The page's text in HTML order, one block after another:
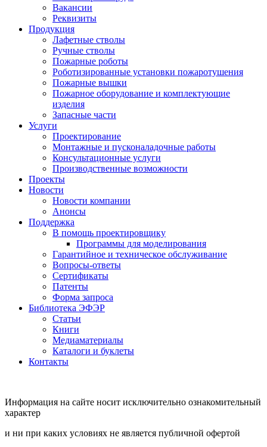
Вакансии
Реквизиты
Продукция
Лафетные стволы
Ручные стволы
Пожарные роботы
Роботизированные установки пожаротушения
Пожарные вышки
Пожарное оборудование и комплектующие
изделия
Запасные части
Услуги
Проектирование
Монтажные и пусконаладочные работы
Консультационные услуги
Производственные возможности
Проекты
Новости
Новости компании
Анонсы
Поддержка
В помощь проектировщику
Программы для моделирования
Гарантийное и техническое обслуживание
Вопросы-ответы
Сертификаты
Патенты
Форма запроса
Библиотека ЭФЭР
Статьи
Книги
Медиаматериалы
Каталоги и буклеты
Контакты
Информация на сайте носит исключительно ознакомительный
характер
и ни при каких условиях не является публичной офертой